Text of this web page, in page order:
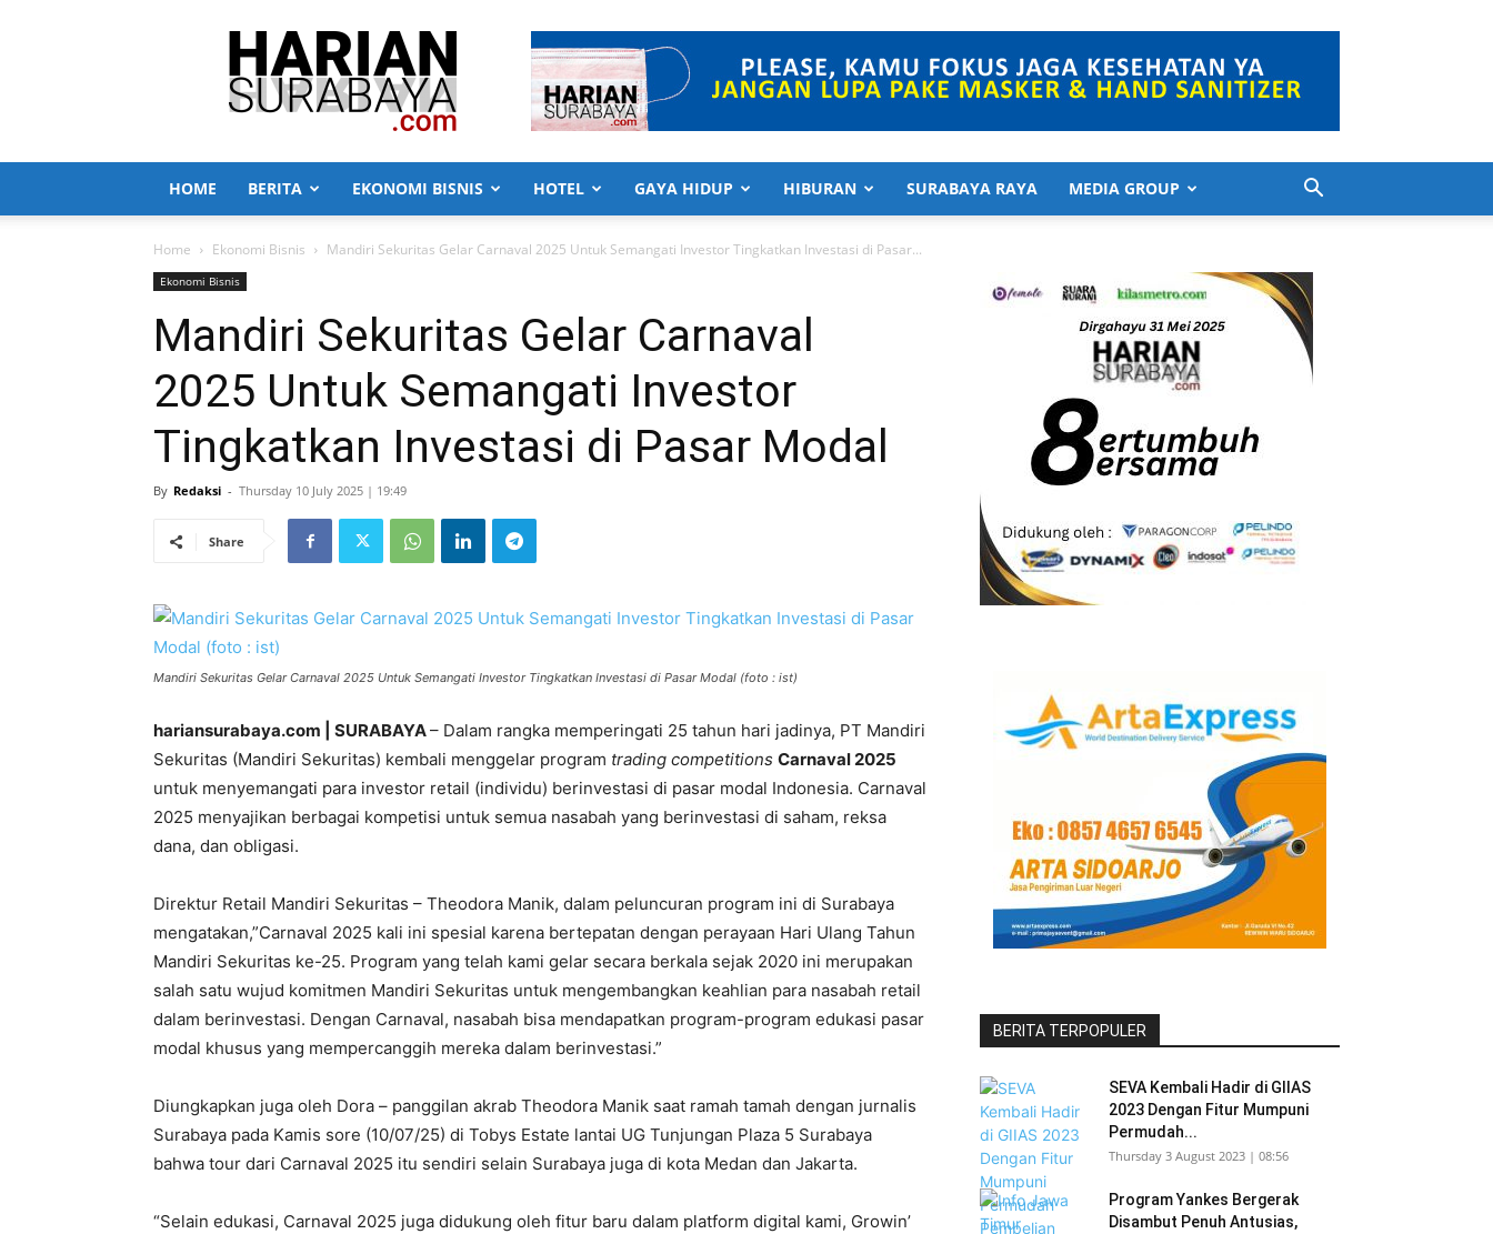
Harian
Surabaya
HOME BERITA EKONOMI BISNIS HOTEL GAYA HIDUP HIBURAN SURABAYA RAYA MEDIA GROUP
Home Ekonomi Bisnis Mandiri Sekuritas Gelar Carnaval 2025 Untuk Semangati Investor Tingkatkan Investasi di Pasar...
Ekonomi Bisnis
Mandiri Sekuritas Gelar Carnaval
2025 Untuk Semangati Investor
Tingkatkan Investasi di Pasar Modal
By Redaksi - Thursday 10 July 2025 | 19:49
Share
Mandiri Sekuritas Gelar Carnaval 2025 Untuk Semangati Investor Tingkatkan Investasi di Pasar Modal (foto : ist)
hariansurabaya.com | SURABAYA– Dalam rangka memperingati 25 tahun hari jadinya, PT Mandiri
Sekuritas (Mandiri Sekuritas) kembali menggelar program trading competitions Carnaval 2025
untuk menyemangati para investor retail (individu) berinvestasi di pasar modal Indonesia. Carnaval
2025 menyajikan berbagai kompetisi untuk semua nasabah yang berinvestasi di saham, reksa
dana, dan obligasi.
Direktur Retail Mandiri Sekuritas – Theodora Manik, dalam peluncuran program ini di Surabaya
mengatakan,”Carnaval 2025 kali ini spesial karena bertepatan dengan perayaan Hari Ulang Tahun
Mandiri Sekuritas ke-25. Program yang telah kami gelar secara berkala sejak 2020 ini merupakan
salah satu wujud komitmen Mandiri Sekuritas untuk mengembangkan keahlian para nasabah retail
dalam berinvestasi. Dengan Carnaval, nasabah bisa mendapatkan program-program edukasi pasar
modal khusus yang mempercanggih mereka dalam berinvestasi.”
Diungkapkan juga oleh Dora – panggilan akrab Theodora Manik saat ramah tamah dengan jurnalis
Surabaya pada Kamis sore (10/07/25) di Tobys Estate lantai UG Tunjungan Plaza 5 Surabaya
bahwa tour dari Carnaval 2025 itu sendiri selain Surabaya juga di kota Medan dan Jakarta.
“Selain edukasi, Carnaval 2025 juga didukung oleh fitur baru dalam platform digital kami, Growin’
BERITA TERPOPULER
SEVA Kembali Hadir di GIIAS
2023 Dengan Fitur Mumpuni
Permudah...
Thursday 3 August 2023 | 08:56
Program Yankes Bergerak
Disambut Penuh Antusias,